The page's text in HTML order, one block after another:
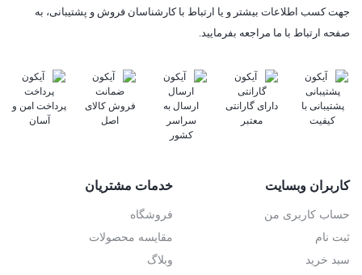
جهت کسب اطلاعات بیشتر و یا ارتباط با کارشناسان فروش و پشتیبانی، به
صفحه ارتباط با ما مراجعه بفرمایید.
پشتیبانی با
کیفیت
دارای گارانتی
معتبر
ارسال به
سراسر
کشور
فروش کالای
اصل
پرداخت امن و
آسان
کاربران وبسایت
حساب کاربری من
ثبت نام
سبد خرید
خدمات مشتریان
فروشگاه
مقایسه محصولات
وبلاگ